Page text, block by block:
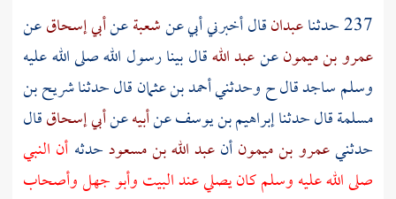
237 حدثنا
عبدانقال أخبرنيأبيعنشعبةعنأبي إسحاقعن
عمرو بن ميمونعنعبد اللهقال بينا رسول الله صلى الله عليه
وسلم ساجد قال ح وحدثنيأحمد بن عثمانقال حدثناشريح بن
مسلمةقال حدثناإبراهيم بن يوسفعنأبيهعنأبي إسحاققال
حدثنيعمرو بن ميمونأنعبد الله بن مسعودحدثه أن النبي
صلى الله عليه وسلم كان يصلي عندالبيتوأبو جهلوأصحاب